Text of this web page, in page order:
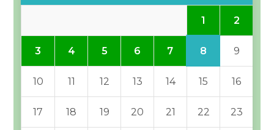
1 2
3 4 5 6 7 8 9
10 11 12 13 14 15 16
17 18 19 20 21 22 23